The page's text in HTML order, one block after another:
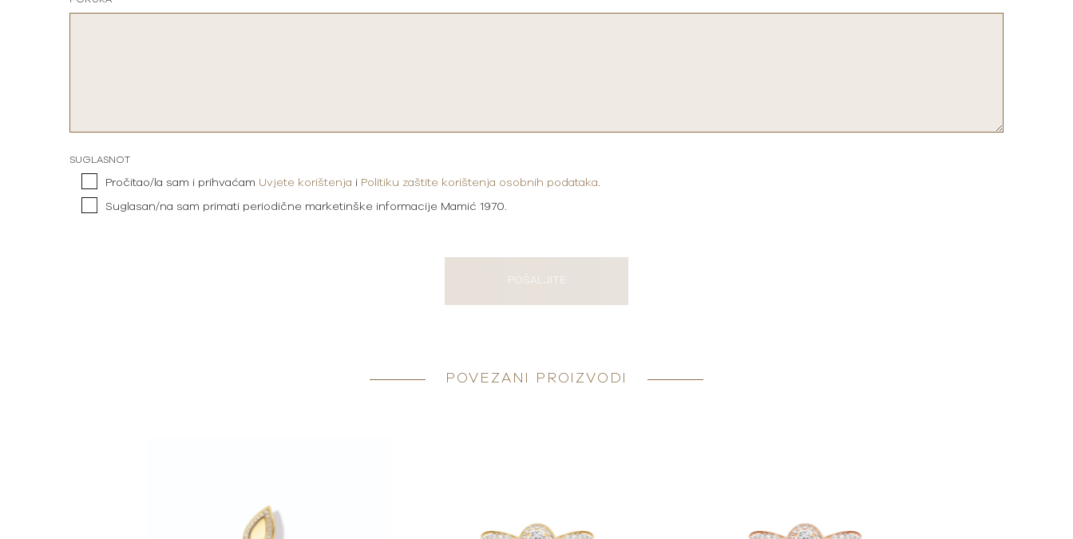
SUGLASNOT
Pročitao/la sam i prihvaćam Uvjete korištenja i Politiku zaštite korištenja osobnih podataka.
Suglasan/na sam primati periodične marketinške informacije Mamić 1970.
POŠALJITE
POVEZANI PROIZVODI